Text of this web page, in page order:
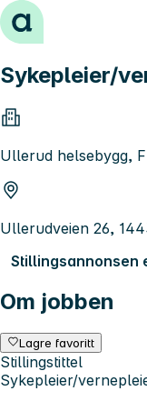
Hopp til innhold
Sykepleier/
Ullerud helsebygg,
Ullerudveien 26,
Stillingsannonsen
Om jobben
Lagre favoritt
Stillingstittel
Sykepleier/